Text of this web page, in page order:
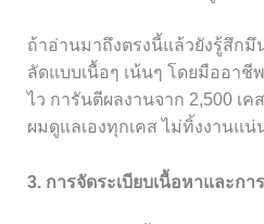
ถ้าอ่านมาถึงตรงนี้แล้วยังรู้สึก
ลัดแบบเนื้อๆ เน้นๆ โดยมืออาชีพ
ไว การันตีผลงานจาก 2,500 เ
ผมดูแลเองทุกเคส ไม่ทิ้งงานแ
3. การจัดระเบียบเนื้อหาและกา